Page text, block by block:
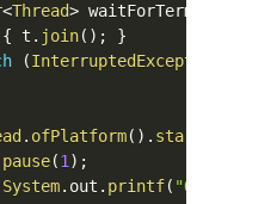
<Thread> waitForTermination
{ t . join( ) ;
}
(InterruptedException
. ofPlatform( ) . start
pause(1 ) ;
System. out . printf( "Operating